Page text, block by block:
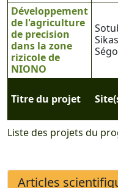
Liste des projets du
Titre du projet
Développement
de l'agriculture
de precision
dans la zone
rizicole de
NIONO
Articles